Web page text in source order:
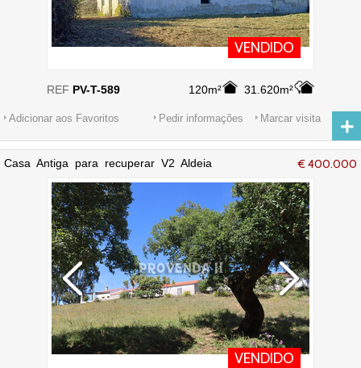
VENDIDO
120m² 31.620m²
REF PV-T-589
Adicionar aos Favoritos Marcar visita
Pedir informações
€ 400.000
Casa Antiga para recuperar V2 Aldeia
VENDIDO